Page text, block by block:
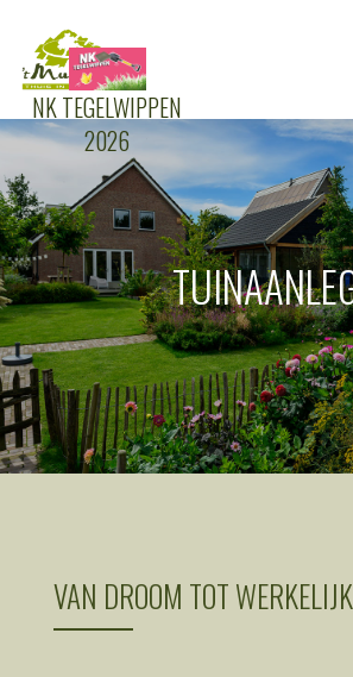
VAN DROOM TOT
NK TEGELWIPPEN
2026